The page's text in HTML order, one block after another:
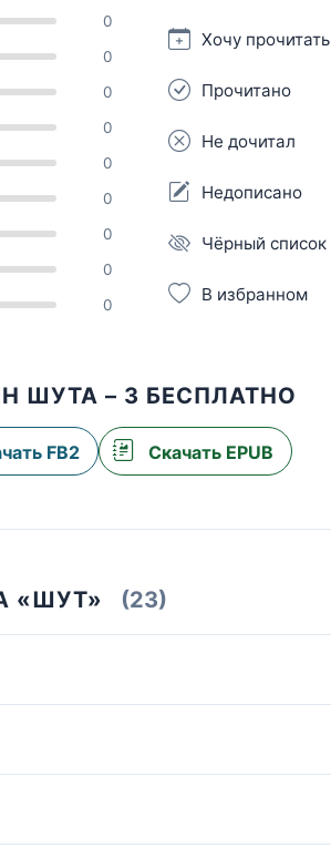
0
0
0
0
0
0
0
0
0
Хочу прочитать
Прочитано
Не дочитал
Недописано
Чёрный список
В избранном
ШУТА – 3 БЕСПЛАТНО
FB2 Скачать EPUB
«ШУТ» (23)